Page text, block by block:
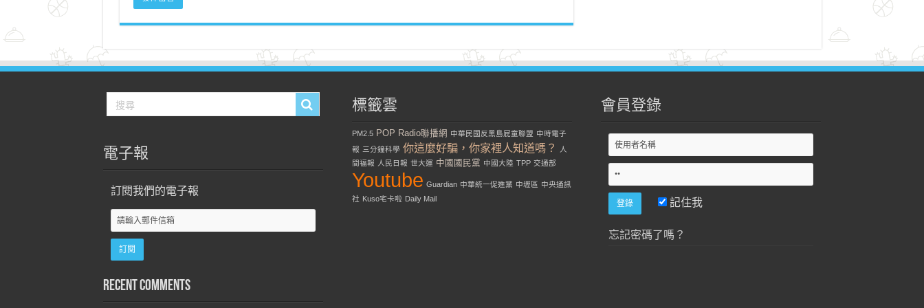
電子報
訂閱我們的電子報
Recent Comments
標籤雲
PM2.5 POP Radio聯播網 中華民國反黑島屁童聯盟 中時電子
報 三分鐘科學 你這麼好騙，你家裡人知道嗎？
人
間福報 人民日報 世大運 中國國民黨 中國大陸 TPP 交通部
Youtube Guardian 中華統一促進黨 中壢區 中央通訊
社 Kuso宅卡啦 Daily Mail
會員登錄
記住我
忘記密碼了嗎？